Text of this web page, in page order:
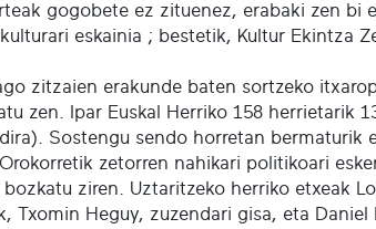
gogobete ez zituenez, erabaki zen bi
eskainia ; bestetik, Kultur Ekintza
zitzaien erakunde baten sortzeko
zen. Ipar Euskal Herriko 158 herrietarik
Sostengu sendo horretan bermaturik
zetorren nahikari politikoari
ziren. Uztaritzeko herriko etxeak
Txomin Heguy, zuzendari gisa, eta